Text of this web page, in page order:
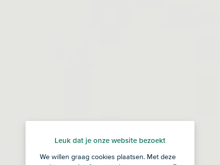
Leuk dat je onze website bezoekt
We willen graag cookies plaatsen. Met deze